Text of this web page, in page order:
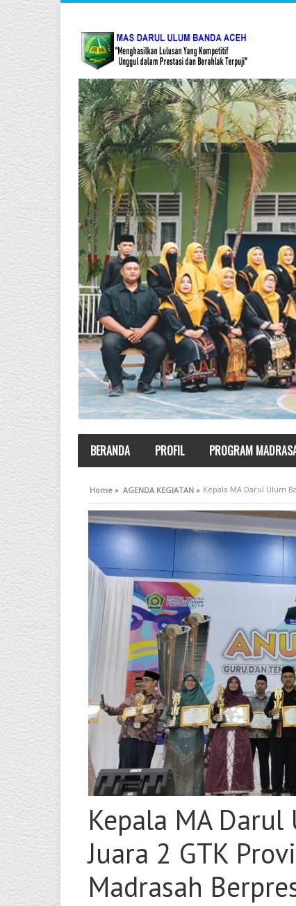
BERANDA PROFIL PROGRAM
Home » AGENDA KEGIATAN » Kepala MA Darul Ulum
Kepala MA Darul
Juara 2 GTK
Madrasah